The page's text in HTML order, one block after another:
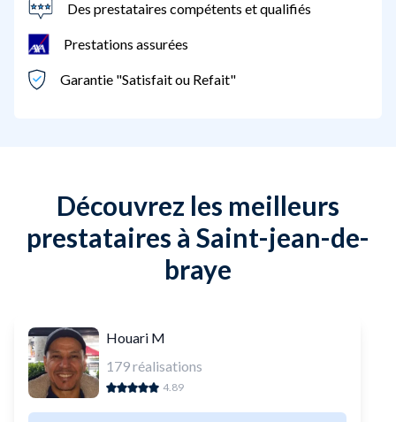
Des prestataires compétents et qualifiés
Prestations assurées
Garantie "Satisfait ou Refait"
Découvrez les meilleurs
prestataires à Saint-jean-de-
braye
Houari M
179réalisations
4.89